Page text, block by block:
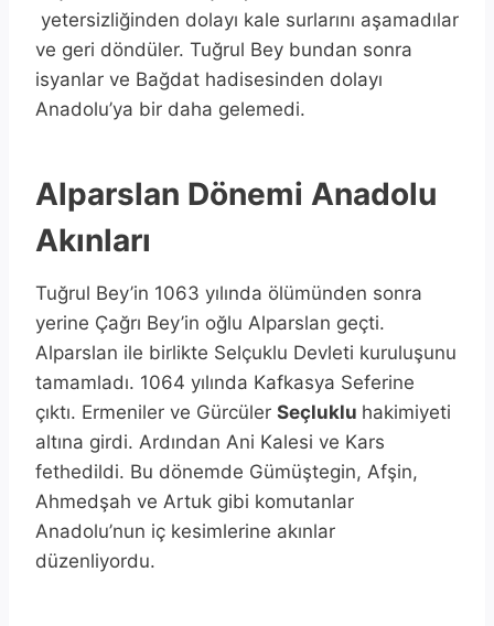
yetersizliğinden dolayı kale surlarını aşamadılar
ve geri döndüler. Tuğrul Bey bundan sonra
isyanlar ve Bağdat hadisesinden dolayı
Anadolu’ya bir daha gelemedi.
Alparslan Dönemi Anadolu
Akınları
Tuğrul Bey’in 1063 yılında ölümünden sonra
yerine Çağrı Bey’in oğlu Alparslan geçti.
Alparslan ile birlikte Selçuklu Devleti kuruluşunu
tamamladı. 1064 yılında Kafkasya Seferine
çıktı. Ermeniler ve Gürcüler Seçluklu hakimiyeti
altına girdi. Ardından Ani Kalesi ve Kars
fethedildi. Bu dönemde Gümüştegin, Afşin,
Ahmedşah ve Artuk gibi komutanlar
Anadolu’nun iç kesimlerine akınlar
düzenliyordu.